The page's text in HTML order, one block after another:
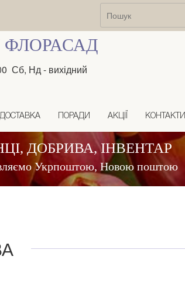
ФЛОРАСАД
Сб, Нд - вихідний
ДОСТАВКА ПОРАДИ АКЦІЇ КОНТАКТИ
ДОБРИВА, ІНВЕНТАР
Укрпоштою, Новою поштою